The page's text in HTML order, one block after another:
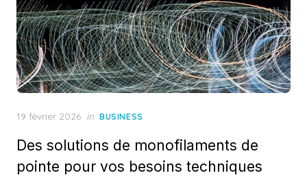
Posted
19 février 2026 in BUSINESS
Des solutions de monofilaments de
pointe pour vos besoins techniques